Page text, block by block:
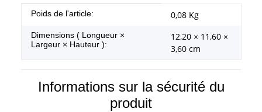
#productDetails.itemInformation#
#productDetails.itemValue#
Poids de l'article: 0,08 Kg
Dimensions ( Longueur ×
Largeur × Hauteur ):
12,20 × 11,60 ×
3,60 cm
Informations sur la sécurité du
produit